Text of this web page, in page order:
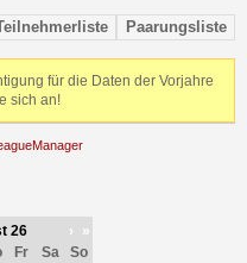
Paarungsliste
für die Daten der Vorjahre
sich an!
26 ›
»
Fr Sa
So